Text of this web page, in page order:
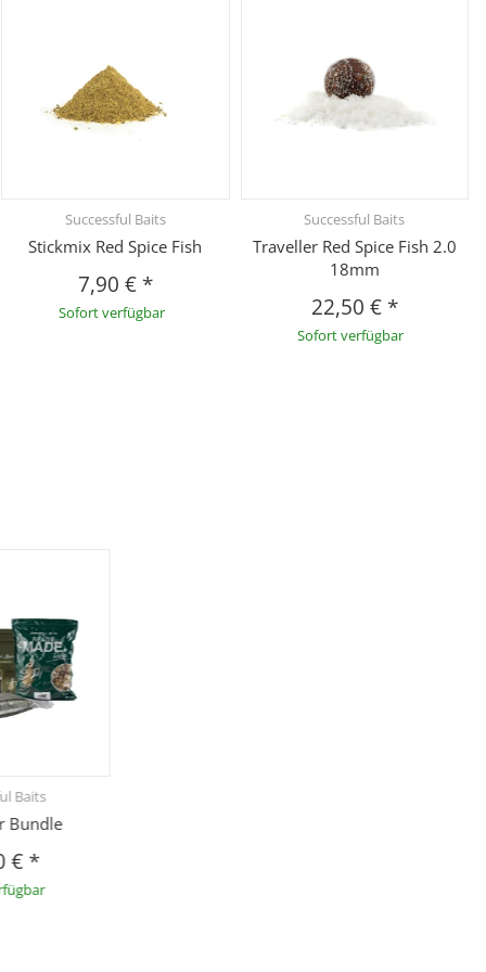
Successful Baits
Stickmix Red Spice Fish
7,90 € *
Sofort verfügbar
Successful Baits
Traveller Red Spice Fish 2.0
18mm
22,50 € *
Sofort verfügbar
Baits
Bundle
€*